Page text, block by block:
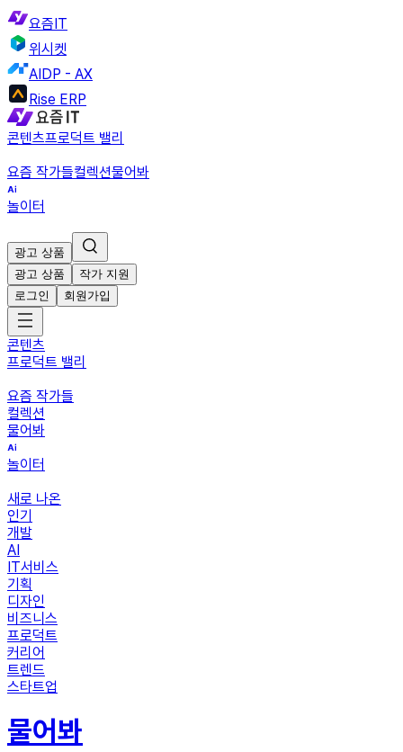
요즘IT
위시켓
AIDP - AX
Rise ERP
콘텐츠프로덕트 밸리
요즘 작가들컬렉션물어봐
놀이터
광고 상품
광고 상품
작가 지원
로그인
회원가입
콘텐츠
프로덕트 밸리
요즘 작가들
컬렉션
물어봐
놀이터
새로 나온
인기
개발
AI
IT서비스
기획
디자인
비즈니스
프로덕트
커리어
트렌드
스타트업
물어봐